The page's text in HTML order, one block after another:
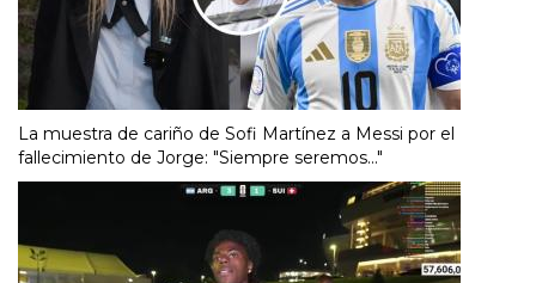
La muestra de cariño de Sofi Martínez a Messi por el
fallecimiento de Jorge: "Siempre seremos..."